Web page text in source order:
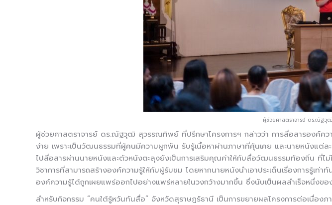
ผู้ช่วยศาสตราจารย์ ดร.ณัฐวุ
ผู้ช่วยศาสตราจารย์ ดร.ณัฐวุฒิ สุวรรณทิพย์ ที่ปรึกษาโครงการฯ กล่าวว่า การสื่อสารองค์คว
ง่าย เพราะเป็นวัฒนธรรมที่ผู้คนมีความผูกพัน รับรู้เนื้อหาผ่านภาษาที่คุ้นเคย และนายหนังแต่ล
ไปสื่อสารผ่านนายหนังและตัวหนังตะลุงยังเป็นการเสริมคุณค่าให้กับสื่อวัฒนธรรมท้องถิ่น
วิชาการที่สามารถสร้างองค์ความรู้ให้กับผู้รับชม โดยหากนายหนังนำเอาประเด็นเรื่องการรู้
องค์ความรู้ได้ถูกเผยแพร่ออกไปอย่างแพร่หลายในวงกว้างมากขึ้น ซึ่งนับเป็นผลสำเร็จหนึ่งขอ
สำหรับกิจกรรม “คนใต้รู้หวันทันสื่อ” จังหวัดสุราษฎร์ธานี เป็นการขยายผลโครงการต่อเนื่อง